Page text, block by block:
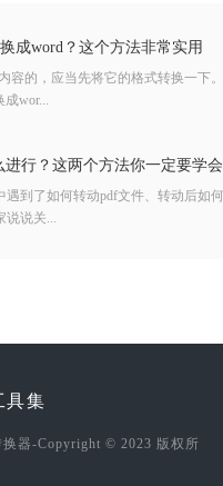
成word？这个方法非常实用
容的，应当先将它的格式转换一下
成wor...
行？这两个方法你一定要学会
遇到了如何转动pdf文件、转动后如
说说关...
具集
换器-Copyright © 2023 版权所